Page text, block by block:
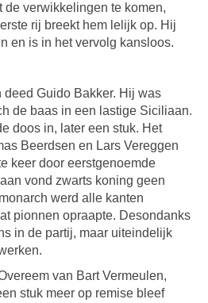
de verwikkelingen te komen,
rij breekt hem lelijk op. Hij
en is in het vervolg kansloos.
deed Guido Bakker. Hij was
de baas in een lastige Siciliaan.
doos in, later een stuk. Het
Beerdsen en Lars Vereggen
keer door eerstgenoemde
vond zwarts koning geen
werd alle kanten
pionnen opraapte. Desondanks
in de partij, maar uiteindelijk
van Bart Vermeulen,
stuk meer op remise bleef